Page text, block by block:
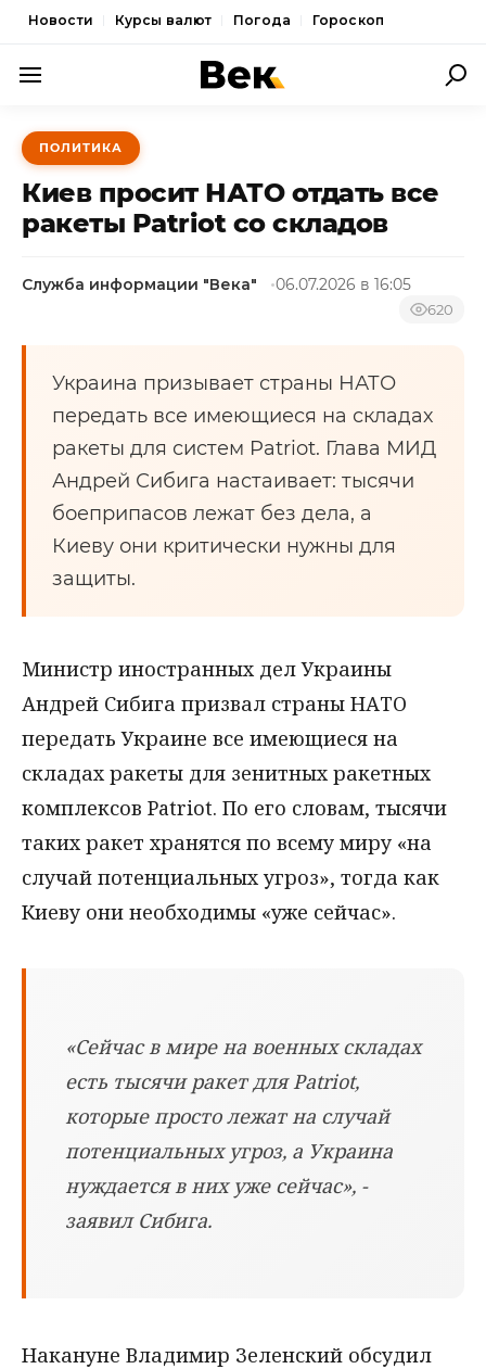
Новости Курсы валют Погода Гороскоп
ПОЛИТИКА
ЭКОНОМИКА
ОБЩЕСТВО
КУЛЬТУРА
НОВОСТИ
ПОЛИТИКА
Киев просит НАТО отдать все
ракеты Patriot со складов
Служба информации "Века" 06.07.2026 в 16:05
620
Украина призывает страны НАТО
передать все имеющиеся на складах
ракеты для систем Patriot. Глава МИД
Андрей Сибига настаивает: тысячи
боеприпасов лежат без дела, а
Киеву они критически нужны для
защиты.
Министр иностранных дел Украины
Андрей Сибига призвал страны НАТО
передать Украине все имеющиеся на
складах ракеты для зенитных ракетных
комплексов Patriot. По его словам, тысячи
таких ракет хранятся по всему миру «на
случай потенциальных угроз», тогда как
Киеву они необходимы «уже сейчас».
«Сейчас в мире на военных складах
есть тысячи ракет для Patriot,
которые просто лежат на случай
потенциальных угроз, а Украина
нуждается в них уже сейчас», -
заявил Сибига.
Накануне Владимир Зеленский обсудил